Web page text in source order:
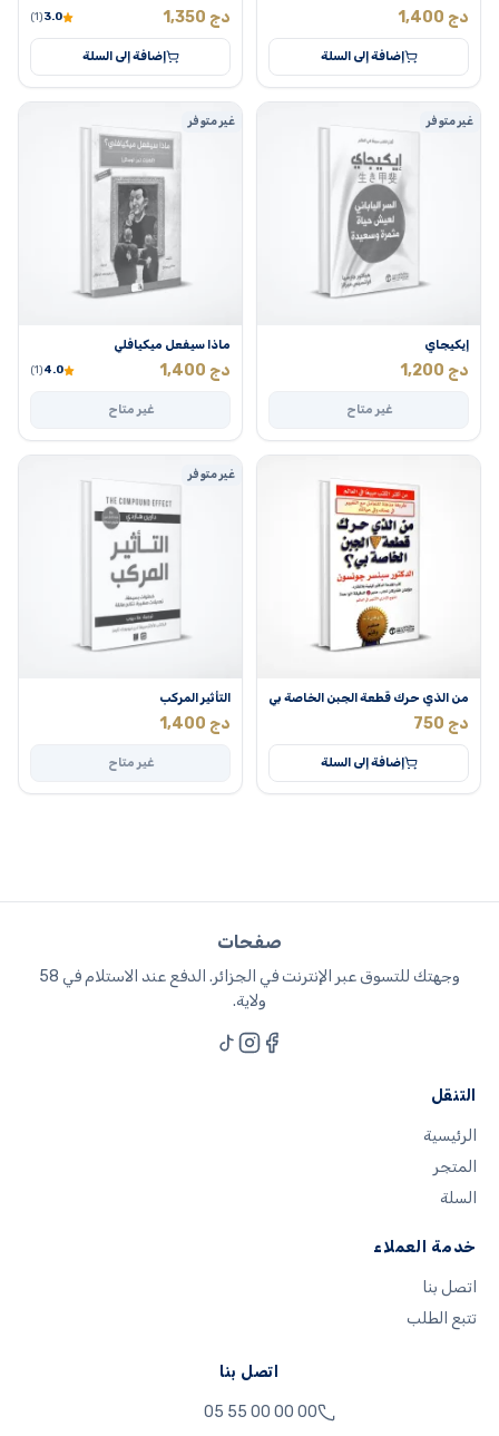
1,400 دج
إضافة إلى السلة
1,350 دج 3.0
(1)
إضافة إلى السلة
غير متوفر
إيكيجاي
1,200 دج
غير متاح
غير متوفر
ماذا سيفعل ميكيافلي
1,400 دج 4.0
(1)
غير متاح
من الذي حرك قطعة الجبن الخاصة بي
750 دج
إضافة إلى السلة
غير متوفر
التأثير المركب
1,400 دج
غير متاح
صفحات
وجهتك للتسوق عبر الإنترنت في الجزائر. الدفع عند الاستلام في 58
ولاية.
التنقل
الرئيسية
المتجر
السلة
خدمة العملاء
اتصل بنا
تتبع الطلب
اتصل بنا
05 55 00 00 00